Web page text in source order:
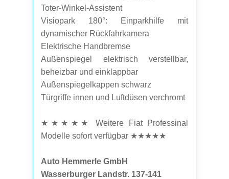
Toter-Winkel-Assistent
Visiopark 180°: Einparkhilfe mit
dynamischer Rückfahrkamera
Elektrische Handbremse
Außenspiegel elektrisch verstellbar,
beheizbar und einklappbar
Außenspiegelkappen schwarz
Türgriffe innen und Luftdüsen verchromt
★★★★★ Weitere Fiat Professinal
Modelle sofort verfügbar ★★★★★
Auto Hemmerle GmbH
Wasserburger Landstr. 137-141